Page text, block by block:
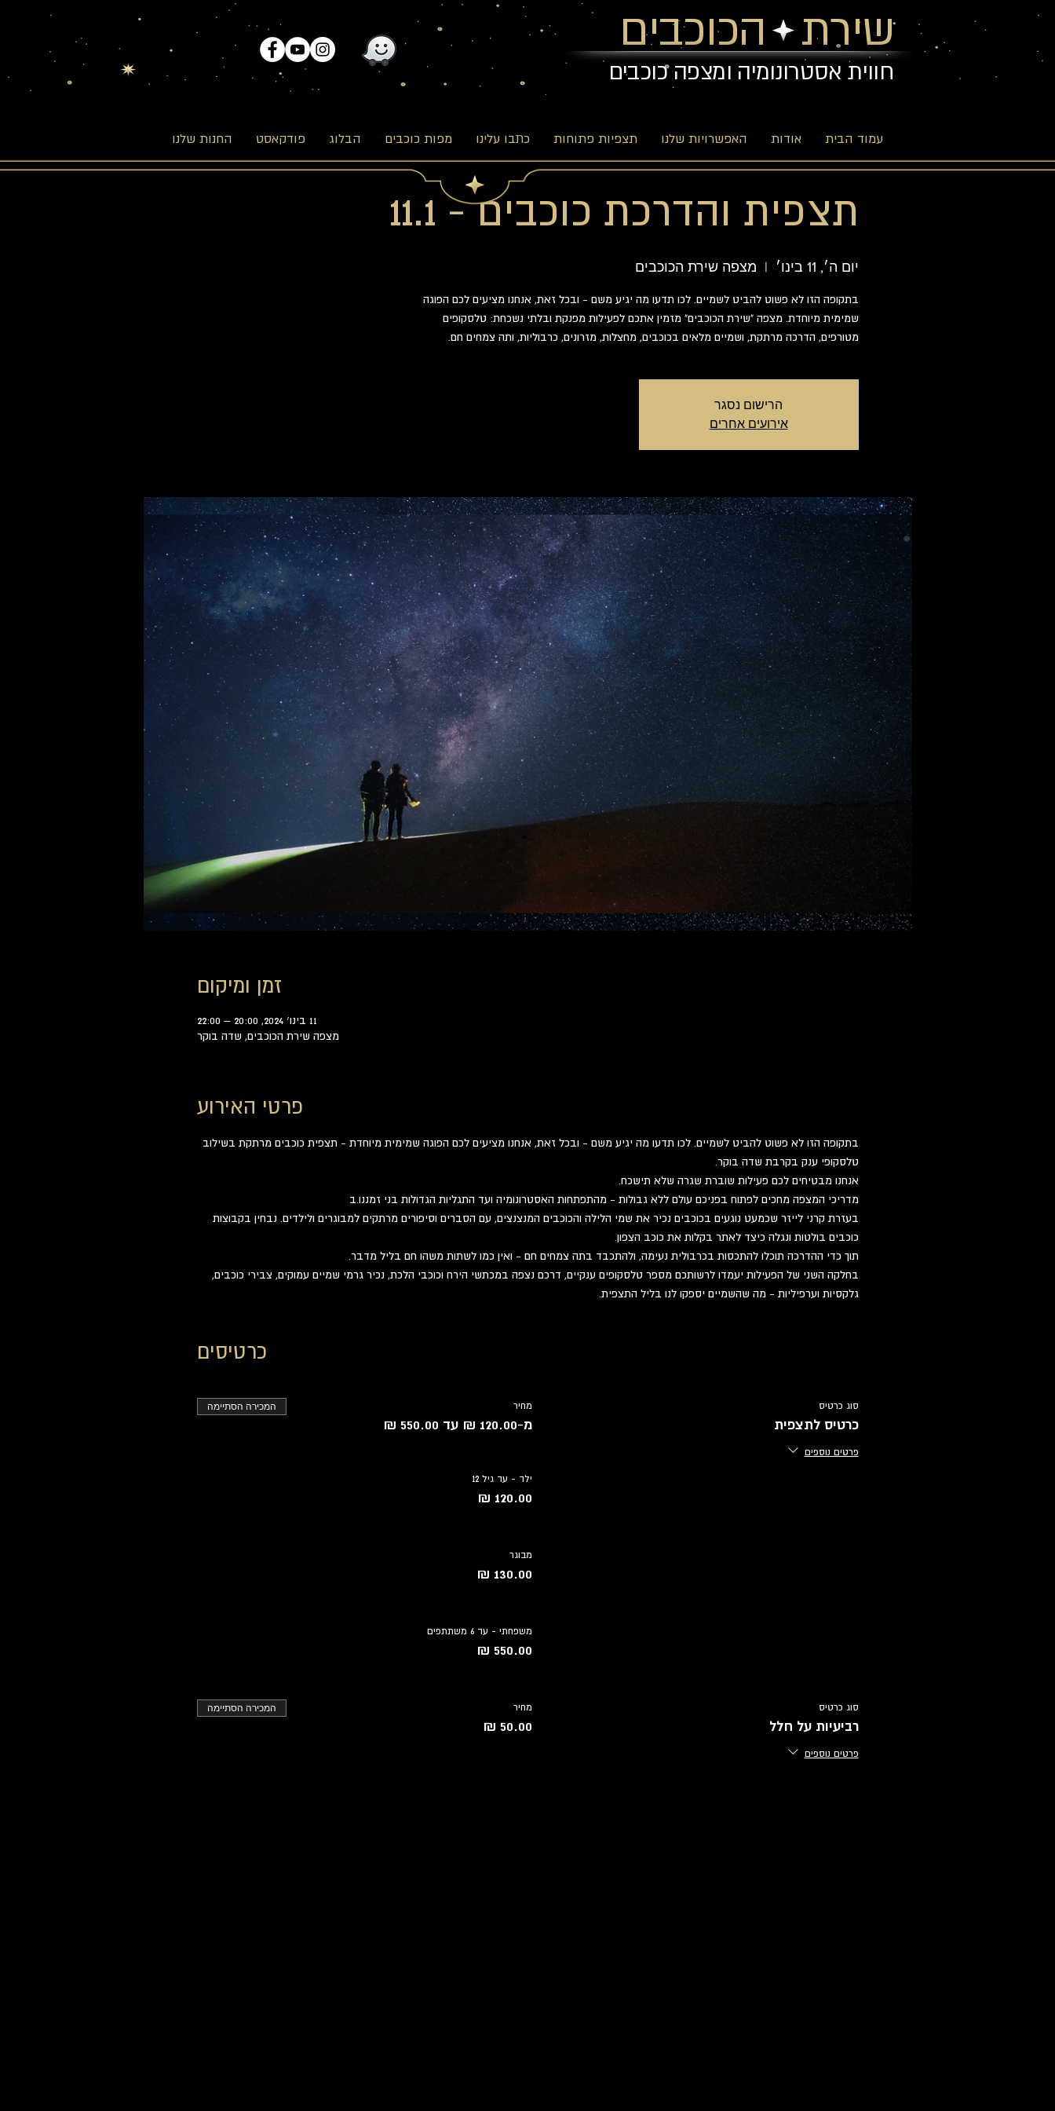
שירת הכוכבים
חווית אסטרונומיה ומצפה כוכבים
עמוד הבית אודות האפשרויות שלנו תצפיות פתוחות כתבו עלינו מפות כוכבים הבלוג פודקאסט החנות שלנו
תצפית והדרכת כוכבים - 11.1
יום ה׳, 11 בינו׳
  |
מצפה שירת הכוכבים
בתקופה הזו לא פשוט להביט לשמיים. לכו תדעו מה יגיע משם - ובכל זאת, אנחנו מציעים לכם הפוגה
שמימית מיוחדת. מצפה "שירת הכוכבים" מזמין אתכם לפעילות מפנקת ובלתי נשכחת: טלסקופים
מטורפים, הדרכה מרתקת, ושמיים מלאים בכוכבים, מחצלות, מזרונים, כרבוליות, ותה צמחים חם.
הרישום נסגר
אירועים אחרים
זמן ומיקום
11 בינו׳ 2024, 20:00 – 22:00
מצפה שירת הכוכבים, שדה בוקר
פרטי האירוע
בתקופה הזו לא פשוט להביט לשמיים. לכו תדעו מה יגיע משם - ובכל זאת, אנחנו מציעים לכם הפוגה שמימית מיוחדת - תצפית כוכבים מרתקת בשילוב
טלסקופי ענק בקרבת שדה בוקר.
אנחנו מבטיחים לכם פעילות שוברת שגרה שלא תישכח.
מדריכי המצפה מחכים לפתוח בפניכם עולם ללא גבולות - מהתפתחות האסטרונומיה ועד התגליות הגדולות בני זמננו.ב
בעזרת קרני לייזר שכמעט נוגעים בכוכבים נכיר את שמי הלילה והכוכבים המנצנצים, עם הסברים וסיפורים מרתקים למבוגרים ולילדים. נבחין בקבוצות
כוכבים בולטות ונגלה כיצד לאתר בקלות את כוכב הצפון.
תוך כדי ההדרכה תוכלו להתכסות בכרבולית נעימה, ולהתכבד בתה צמחים חם - ואין כמו לשתות משהו חם בליל מדבר.
בחלקה השני של הפעילות יעמדו לרשותכם מספר טלסקופים ענקיים, דרכם נצפה במכתשי הירח וכוכבי הלכת, נכיר גרמי שמיים עמוקים, צבירי כוכבים,
גלקסיות וערפיליות - מה שהשמיים יספקו לנו בליל התצפית.
כרטיסים
סוג כרטיס
כרטיס לתצפית
פרטים נוספים
מחיר
מ-‏120.00 ‏₪ עד ‏550.00 ‏₪
המכירה הסתיימה
ילד - עד גיל 12
מבוגר
משפחתי - עד 6 משתתפים
סוג כרטיס
רביעיות על חלל
פרטים נוספים
מחיר המכירה הסתיימה